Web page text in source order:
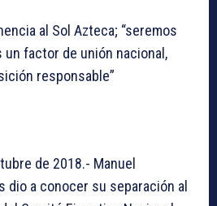
al Sol Azteca; “seremos
factor de unión nacional,
responsable”
de 2018.- Manuel
dio a conocer su separación al